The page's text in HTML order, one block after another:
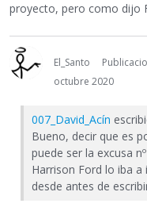
proyecto, pero como dijo
El_Santo
octubre 2020
007_David_Acín
Bueno, decir que es
puede ser la excusa
Harrison Ford lo iba
desde antes de